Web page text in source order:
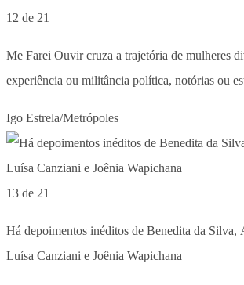
12 de 21
Me Farei Ouvir cruza a trajetória de mulheres
experiência ou militância política, notórias ou
Igo Estrela/Metrópoles
13 de 21
Há depoimentos inéditos de Benedita da Silva,
Luísa Canziani e Joênia Wapichana